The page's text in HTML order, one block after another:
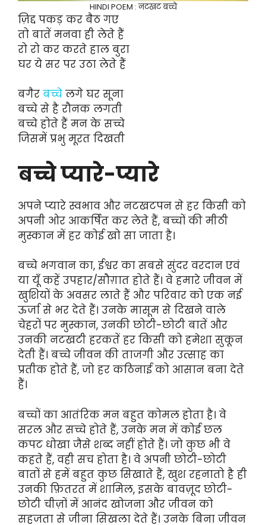
HINDI POEM : नटखट बच्चे
ज़िद्द पकड़ कर बैठ गए
तो बातें मनवा ही लेते हैं
रो रो कर करते हाल बुरा
घर ये सर पर उठा लेते हैं
बगैर बच्चे लगे घर सूना
बच्चे से है रौनक लगती
बच्चे होते हैं मन के सच्चे
जिसमें प्रभु मूरत दिखती
बच्चे प्यारे-प्यारे
अपने प्यारे स्वभाव और नटखटपन से हर किसी को
अपनी ओर आकर्षित कर लेते हैं, बच्चों की मीठी
मुस्कान में हर कोई खो सा जाता है।
बच्चे भगवान का, ईश्वर का सबसे सुंदर वरदान एवं
या यूँ कहें उपहार/सौग़ात होते हैं। वे हमारे जीवन में
खुशियों के अवसर लाते हैं और परिवार को एक नई
ऊर्जा से भर देते हैं। उनके मासूम से दिखने वाले
चेहरों पर मुस्कान, उनकी छोटी-छोटी बातें और
उनकी नटखटी हरकतें हर किसी को हमेशा सुकून
देती हैं। बच्चे जीवन की ताजगी और उत्साह का
प्रतीक होते हैं, जो हर कठिनाई को आसान बना देते
हैं।
बच्चों का आतंरिक मन बहुत कोमल होता है। वे
सरल और सच्चे होते हैं, उनके मन में कोई छल
कपट धोखा जैसे शब्द नहीं होते हैं। जो कुछ भी वे
कहते हैं, वही सच होता है। वे अपनी छोटी-छोटी
बातों से हमें बहुत कुछ सिखाते हैं, खुश रहनातो है ही
उनकी फ़ितरत में शामिल, इसके बावज़ूद छोटी-
छोटी चीज़ों में आनंद खोजना और जीवन को
सहजता से जीना सिखला देते हैं। उनके बिना जीवन